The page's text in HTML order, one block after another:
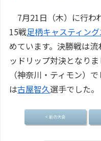
7月21日（木）に行わ
15戦足柄キャスティン
めています。決勝戦は
ッドリップ対決となり
（神奈川・ティモン）
は古屋智久選手でした。
< 前の大会